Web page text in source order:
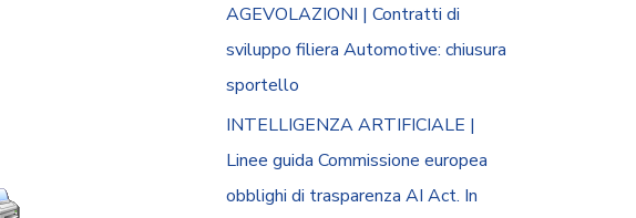
AGEVOLAZIONI | Contratti di
sviluppo filiera Automotive: chiusura
sportello
INTELLIGENZA ARTIFICIALE |
Linee guida Commissione europea
obblighi di trasparenza AI Act. In